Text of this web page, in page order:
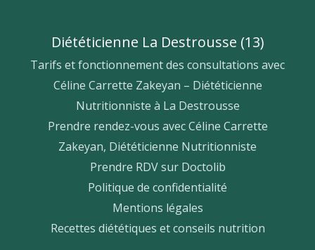
Diététicienne La Destrousse (13)
Tarifs et fonctionnement des consultations avec
Céline Carrette Zakeyan – Diététicienne
Nutritionniste à La Destrousse
Prendre rendez-vous avec Céline Carrette
Zakeyan, Diététicienne Nutritionniste
Prendre RDV sur Doctolib
Politique de confidentialité
Mentions légales
Recettes diététiques et conseils nutrition